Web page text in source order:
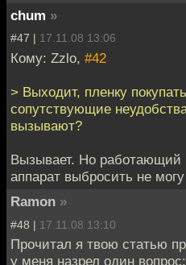
chum »
#47 | 17.11.08 13:06
Кому: Zzlo, #42
> Выходит, пленку
сопутствующие
вызывают?
Вызывает. Но
аппарат выбросить не
Ramon »
#48 | 17.11.08 13:10
Прочитал я твою статью
у меня назрел один